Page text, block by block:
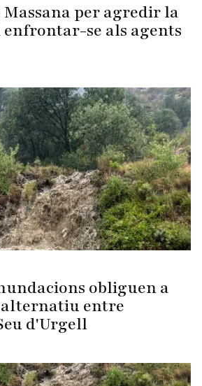
per agredir la
se als agents
obliguen a
entre
d'Urgell